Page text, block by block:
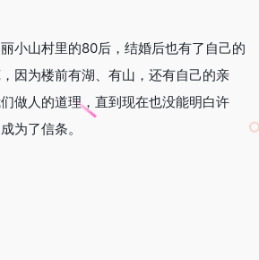
小山村里的80后，结婚后也有了自己的
因为楼前有湖、有山，还有自己的亲
做人的道理，直到现在也没能明白许
为了信条。